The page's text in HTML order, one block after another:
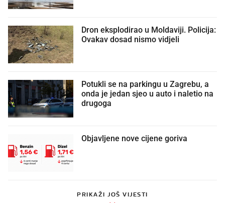
Dron eksplodirao u Moldaviji. Policija:
Ovakav dosad nismo vidjeli
Potukli se na parkingu u Zagrebu, a
onda je jedan sjeo u auto i naletio na
drugoga
Objavljene nove cijene goriva
PRIKAŽI JOŠ VIJESTI